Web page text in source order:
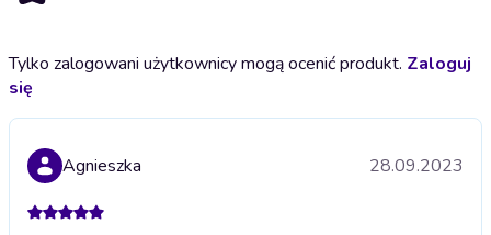
Tylko zalogowani użytkownicy mogą ocenić produkt. Zaloguj
się
Agnieszka 28.09.2023